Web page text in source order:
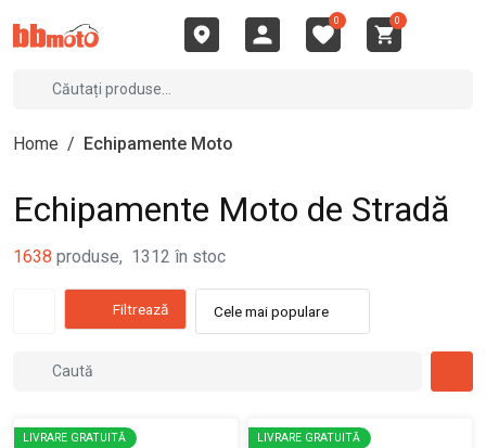
0 0
Home / Echipamente Moto
Echipamente Moto de Stradă
1638 produse, 1312 în stoc
Filtrează Cele mai populare
LIVRARE GRATUITĂ
LIVRARE GRATUITĂ